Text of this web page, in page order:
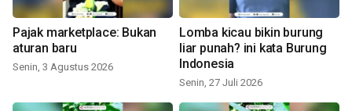
Pajak marketplace: Bukan
aturan baru
Senin, 3 Agustus 2026
Lomba kicau bikin burung
liar punah? ini kata Burung
Indonesia
Senin, 27 Juli 2026